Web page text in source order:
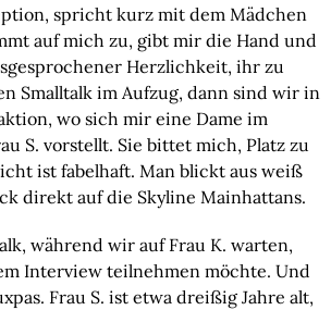
spricht kurz mit dem Mädchen
auf mich zu, gibt mir die Hand und
Herzlichkeit, ihr zu
Smalltalk im Aufzug, dann sind wir in
wo sich mir eine Dame im
S. vorstellt. Sie bittet mich, Platz zu
ist fabelhaft. Man blickt aus weiß
direkt auf die Skyline Mainhattans.
während wir auf Frau K. warten,
Interview teilnehmen möchte. Und
Frau S. ist etwa dreißig Jahre alt,